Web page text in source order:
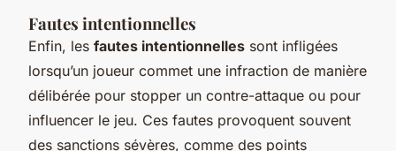
Fautes intentionnelles
Enfin, les fautes intentionnelles sont infligées
lorsqu’un joueur commet une infraction de manière
délibérée pour stopper un contre-attaque ou pour
influencer le jeu. Ces fautes provoquent souvent
des sanctions sévères, comme des points